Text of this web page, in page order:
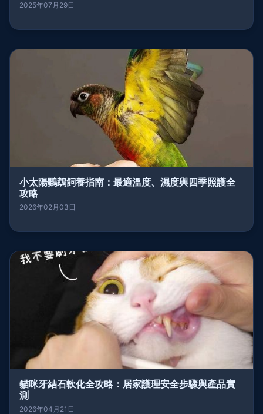
2025年07月29日
小太陽鸚鵡飼養指南：最適溫度、濕度與四季照護全
攻略
2026年02月03日
貓咪牙結石軟化全攻略：居家護理安全步驟與產品實
測
2026年04月21日